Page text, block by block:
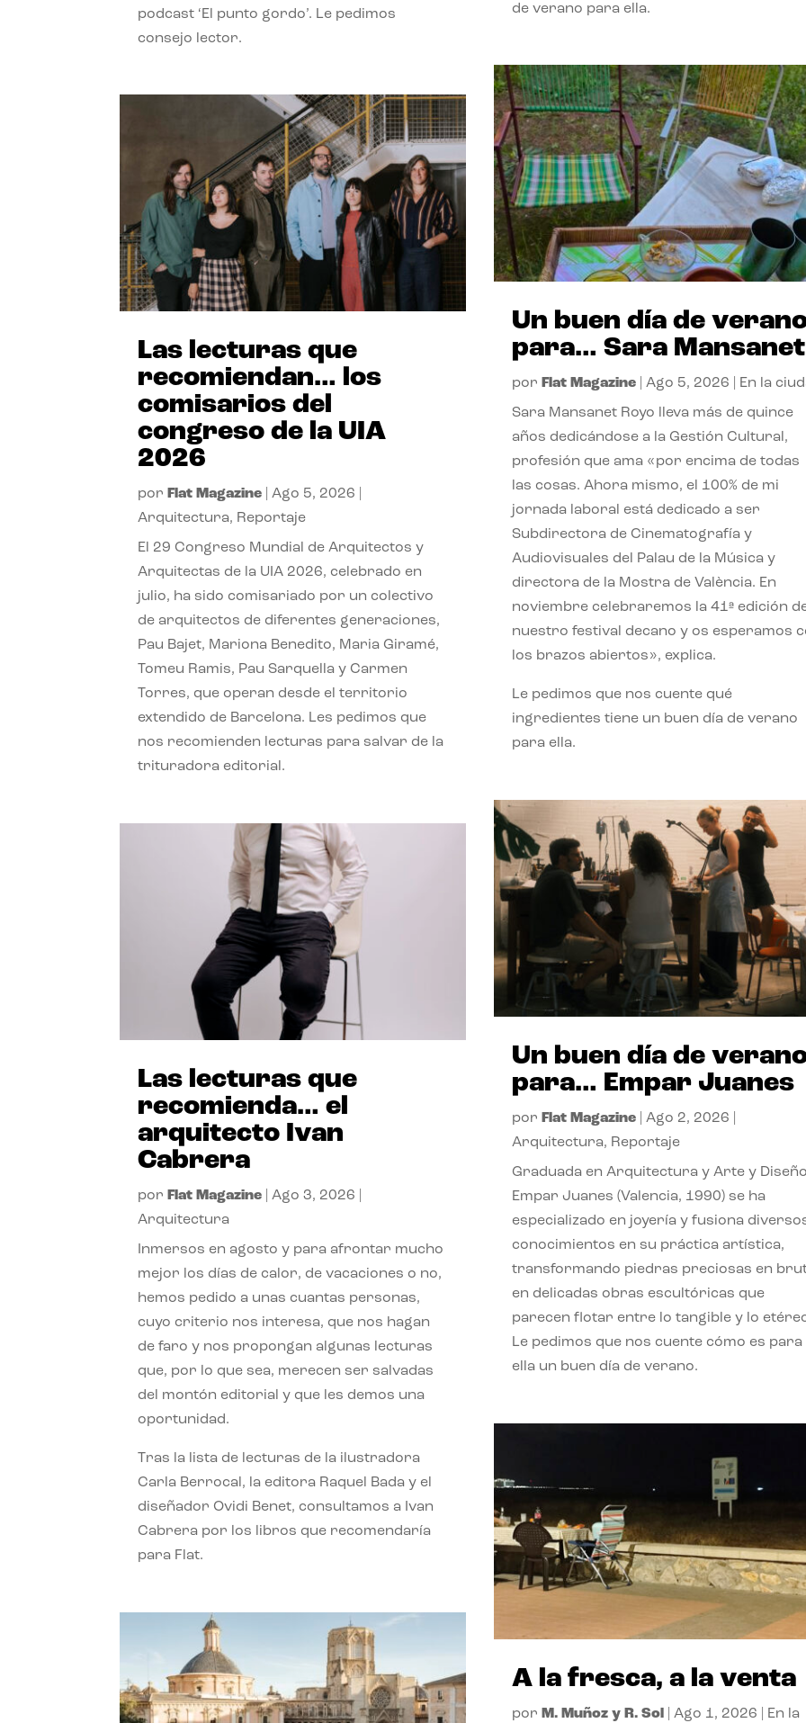
podcast ‘El punto gordo’. Le pedimos
consejo lector.
Las lecturas que
recomiendan… los
comisarios del
congreso de la UIA
2026
por Flat Magazine |Ago 5, 2026
Arquitectura, Reportaje
El 29 Congreso Mundial de Arquitectos y
Arquitectas de la UIA 2026, celebrado en
julio, ha sido comisariado por un colectivo
de arquitectos de diferentes generaciones,
Pau Bajet, Mariona Benedito, Maria Giramé,
Tomeu Ramis, Pau Sarquella y Carmen
Torres, que operan desde el territorio
extendido de Barcelona. Les pedimos que
nos recomienden lecturas para salvar de la
trituradora editorial.
Las lecturas que
recomienda… el
arquitecto Ivan
Cabrera
por Flat Magazine |Ago 3, 2026
Arquitectura
Inmersos en agosto y para afrontar mucho
mejor los días de calor, de vacaciones o no,
hemos pedido a unas cuantas personas,
cuyo criterio nos interesa, que nos hagan
de faro y nos propongan algunas lecturas
que, por lo que sea, merecen ser salvadas
del montón editorial y que les demos una
oportunidad.
Tras la lista de lecturas de la ilustradora
Carla Berrocal, la editora Raquel Bada y el
diseñador Ovidi Benet, consultamos a Ivan
Cabrera por los libros que recomendaría
para Flat.
de verano para ella.
Un buen día de
para… Sara Mansanet
por Flat Magazine| Ago 5, 2026 En la
Sara Mansanet Royo lleva más de quince
años dedicándose a la Gestión Cultural,
profesión que ama «por encima de todas
las cosas. Ahora mismo, el 100% de mi
jornada laboral está dedicado a ser
Subdirectora de Cinematografía y
Audiovisuales del Palau de la Música y
directora de la Mostra de València. En
noviembre celebraremos la 41ª edición
nuestro festival decano y os esperamos
los brazos abiertos», explica.
Le pedimos que nos cuente qué
ingredientes tiene un buen día de verano
para ella.
Un buen día de
para… Empar Juanes
por Flat Magazine| Ago 2, 2026
Arquitectura, Reportaje
Graduada en Arquitectura y Arte y
Empar Juanes (Valencia, 1990) se ha
especializado en joyería y fusiona
conocimientos en su práctica artística,
transformando piedras preciosas en
en delicadas obras escultóricas que
parecen flotar entre lo tangible y lo
Le pedimos que nos cuente cómo es para
ella un buen día de verano.
A la fresca, a la venta
por M. Muñoz y R. Sol Ago 1, 2026 En la